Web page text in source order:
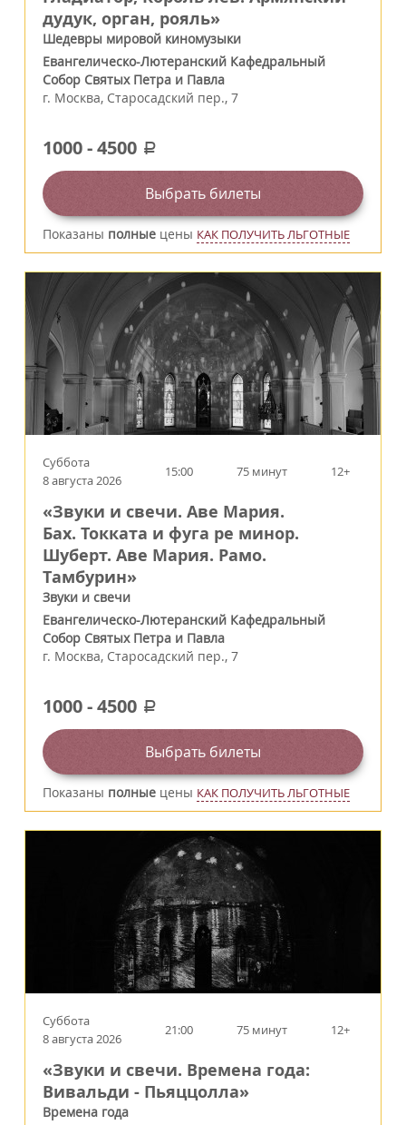
дудук, орган, рояль»
Шедевры мировой киномузыки
Евангелическо-Лютеранский Кафедральный
Собор Святых Петра и Павла
г. Москва, Старосадский пер., 7
1000-4500 a
Выбрать билеты
Показаны полные цены КАК ПОЛУЧИТЬ ЛЬГОТНЫЕ
Суббота
8 августа 2026
15:00 75 минут 12+
«Звуки и свечи. Аве Мария.
Бах. Токката и фуга ре минор.
Шуберт. Аве Мария. Рамо.
Тамбурин»
Звуки и свечи
Евангелическо-Лютеранский Кафедральный
Собор Святых Петра и Павла
г. Москва, Старосадский пер., 7
1000-4500 a
Выбрать билеты
Показаны полные цены КАК ПОЛУЧИТЬ ЛЬГОТНЫЕ
Суббота
8 августа 2026
21:00 75 минут 12+
«Звуки и свечи. Времена года:
Вивальди - Пьяццолла»
Времена года